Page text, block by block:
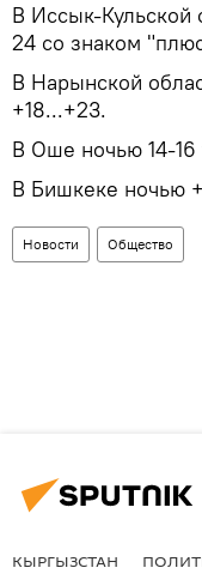
В Иссык-Кульской
24 со знаком
В Нарынской
+18...+23.
В Оше ночью 14-
В Бишкеке ночью
Новости Общество
КЫРГЫЗСТАН